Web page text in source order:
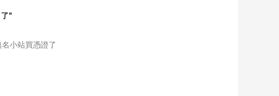
”
名小站買憑證了